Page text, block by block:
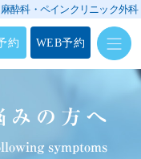
麻酔科・ペインクリニック外科
約 WEB予約
みの方へ
symptoms